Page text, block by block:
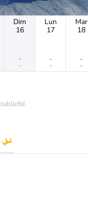
Dim
16
-
-
Lun
17
-
-
Mar
18
-
-